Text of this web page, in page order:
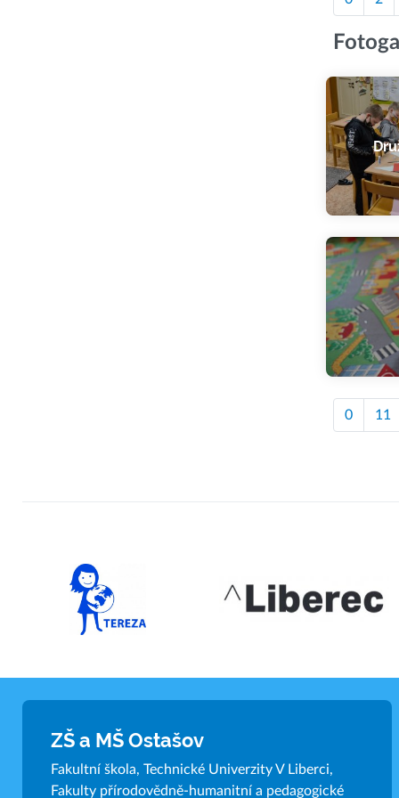
0 11
ZŠ a MŠ Ostašov
Fakultní škola, Technické Univerzity V Liberci,
Fakulty přírodovědně-humanitní a pedagogické